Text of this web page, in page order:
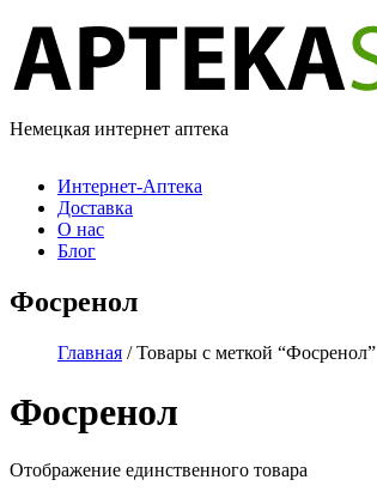
Немецкая интернет аптека
Интернет-Аптека
Доставка
О нас
Блог
Фосренол
Главная / Товары с меткой “Фосренол”
Фосренол
Отображение единственного товара